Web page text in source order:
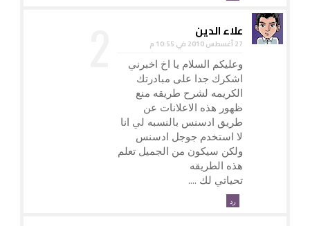
علاء الدين
27 أغسطس 2010 في 10:55 م
وعليكم السلام يا اخ اخبرني
اشكرك جدا على مبادرتك
الكريمه لشرح طريقه منع
ظهور هذه الاعلانات عن
طريق ادسنس بالنسبه لي انا
لا استخدم جوجل ادسنس
ولكن سيكون من الجميل تعلم
هذه الطريقه
تحياتي لك ....
رد